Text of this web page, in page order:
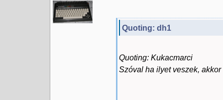
Quoting: dh1
Quoting: Kukacmarci
Szóval ha ilyet veszek,